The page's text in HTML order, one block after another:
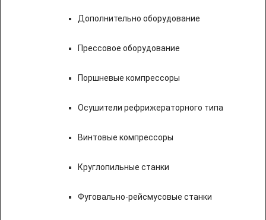
Дополнительно оборудование
Прессовое оборудование
Поршневые компрессоры
Осушители рефрижераторного типа
Винтовые компрессоры
Круглопильные станки
Фуговально-рейсмусовые станки